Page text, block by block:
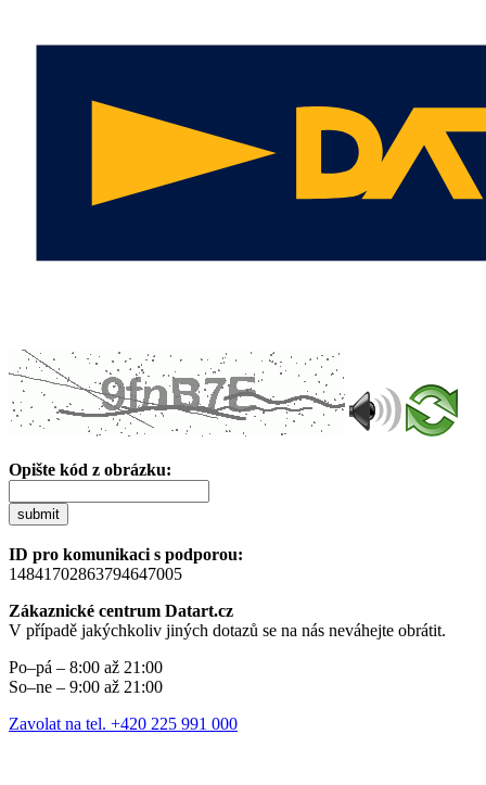
Opište kód z obrázku:
submit
ID pro komunikaci s podporou:
14841702863794647005
Zákaznické centrum Datart.cz
V případě jakýchkoliv jiných dotazů se na nás neváhejte obrátit.
Po–pá – 8:00 až 21:00
So–ne – 9:00 až 21:00
Zavolat na tel. +420 225 991 000